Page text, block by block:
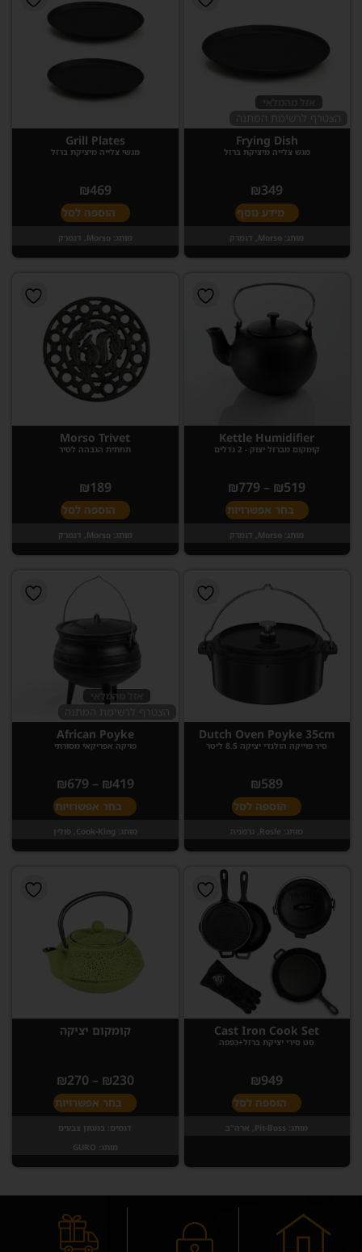
Frying Dish
מגש צלייה מיציקת ברזל
₪349
מידע נוסף
מותג: Morso, דנמרק
Grill Plates
מגשי צלייה מיציקת ברזל
₪469
הוספה לסל
מותג: Morso, דנמרק
Kettle Humidifier
קומקום מברזל יצוק - 2 גדלים
₪519
–
₪779
בחר אפשרויות
מותג: Morso, דנמרק
Morso Trivet
תחתית הגבהה לסיר
₪189
הוספה לסל
מותג: Morso, דנמרק
Dutch Oven Poyke 35cm
סיר פוייקה הולנדי יציקה 8.5 ליטר
₪589
הוספה לסל
מותג: Rosle, גרמניה
אזל מהמלאי
African Poyke
פויקה אפריקאי מסורתי
₪419
–
₪679
בחר אפשרויות
מותג: Cook-King, פולין
Cast Iron Cook Set
סט סירי יציקת ברזל+כפפה
₪949
הוספה לסל
מותג: Pit-Boss, ארה"ב
קומקום יציקה
₪230
–
₪270
בחר אפשרויות
דגמים: במגוון צבעים
מותג: GURO